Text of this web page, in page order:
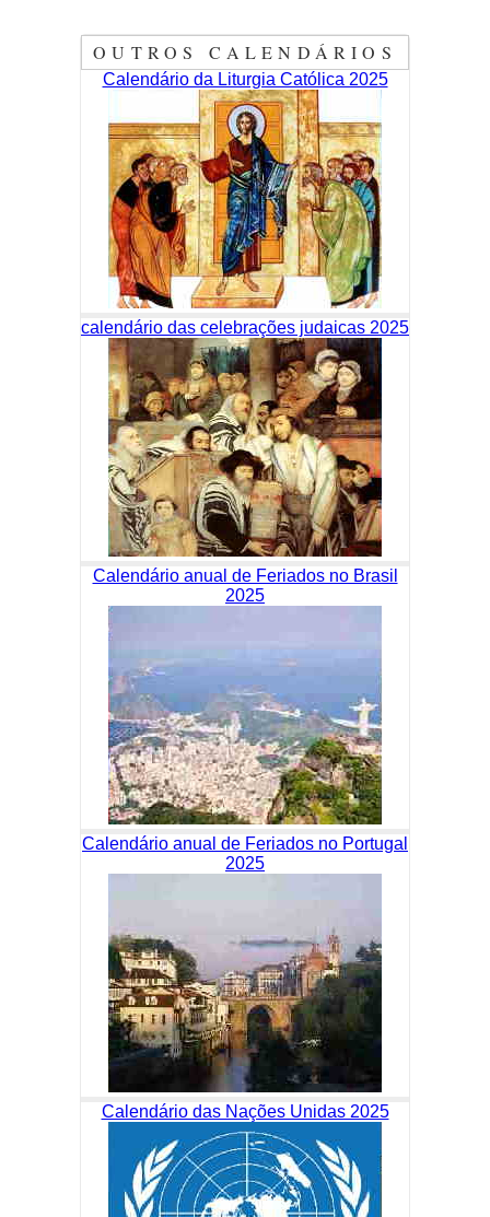
OUTROS CALENDÁRIOS
Calendário da Liturgia Católica 2025
calendário das celebrações judaicas 2025
Calendário anual de Feriados no Brasil
2025
Calendário anual de Feriados no Portugal
2025
Calendário das Nações Unidas 2025